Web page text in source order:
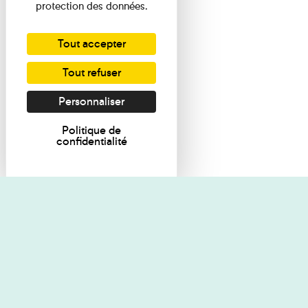
protection des données.
Tout accepter
Tout refuser
Personnaliser
Politique de
confidentialité